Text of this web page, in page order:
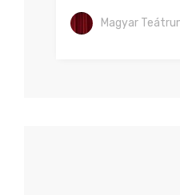
Magyar